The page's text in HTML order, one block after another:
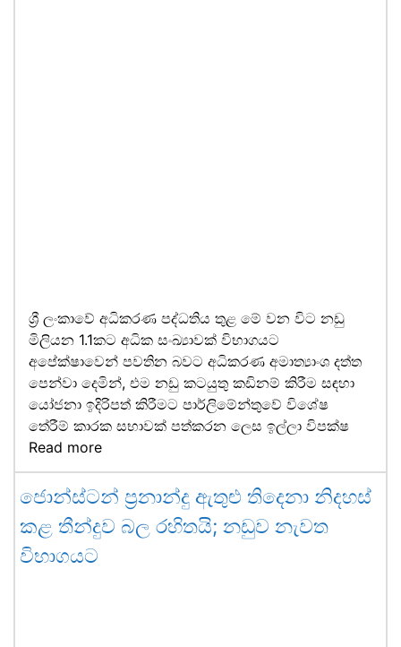
ශ්‍රී ලංකාවේ අධිකරණ පද්ධතිය තුළ මේ වන විට නඩු
මිලියන 1.1කට අධික සංඛ්‍යාවක් විභාගයට
අපේක්ෂාවෙන් පවතින බවට අධිකරණ අමාත්‍යාංශ දත්ත
පෙන්වා දෙමින්, එම නඩු කටයුතු කඩිනම් කිරීම සඳහා
යෝජනා ඉදිරිපත් කිරීමට පාර්ලිමේන්තුවේ විශේෂ
තේරීම් කාරක සභාවක් පත්කරන ලෙස ඉල්ලා විපක්ෂ
Read more
ජොන්ස්ටන් ප්‍රනාන්දු ඇතුළු තිදෙනා නිදහස්
කළ තීන්දුව බල රහිතයි; නඩුව නැවත
විභාගයට